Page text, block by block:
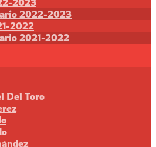
2022-2023
2022
2021-2022
Del Toro